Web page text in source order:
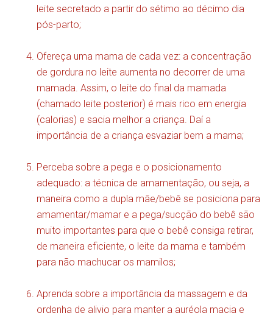
leite secretado a partir do sétimo ao décimo dia
pós-parto;
Ofereça uma mama de cada vez: a concentração
de gordura no leite aumenta no decorrer de uma
mamada. Assim, o leite do final da mamada
(chamado leite posterior) é mais rico em energia
(calorias) e sacia melhor a criança. Daí a
importância de a criança esvaziar bem a mama;
Perceba sobre a pega e o posicionamento
adequado: a técnica de amamentação, ou seja, a
maneira como a dupla mãe/bebê se posiciona para
amamentar/mamar e a pega/sucção do bebê são
muito importantes para que o bebê consiga retirar,
de maneira eficiente, o leite da mama e também
para não machucar os mamilos;
Aprenda sobre a importância da massagem e da
ordenha de alivio para manter a auréola macia e